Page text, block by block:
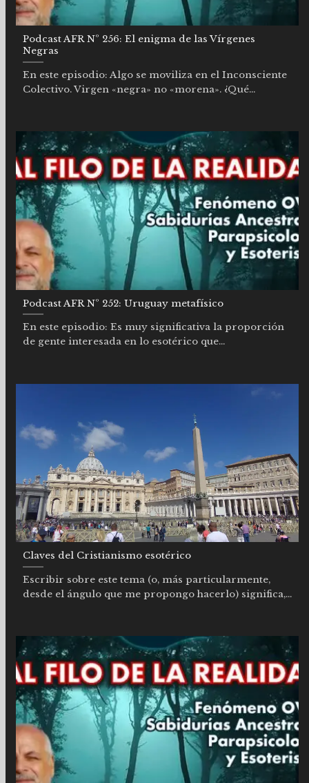
Podcast AFR Nº 256: El enigma de las Vírgenes
Negras
En este episodio: Algo se moviliza en el Inconsciente
Colectivo. Virgen «negra» no «morena». ¿Qué...
Podcast AFR Nº 252: Uruguay metafísico
En este episodio: Es muy significativa la proporción
de gente interesada en lo esotérico que...
Claves del Cristianismo esotérico
Escribir sobre este tema (o, más particularmente,
desde el ángulo que me propongo hacerlo) significa,...